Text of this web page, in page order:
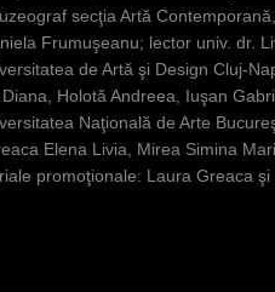
secţia Artă
Frumuşeanu; lector univ. dr.
de Artă şi Design Cluj-
Holotă Andreea, Iuşan
Naţională de Arte
Elena Livia, Mirea Simina
promoţionale: Laura Greaca şi